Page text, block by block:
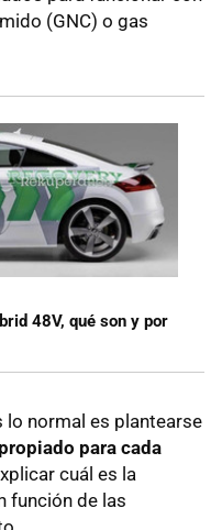
(GNC) o gas
48V, qué son y por
normal es plantearse
para cada
cuál es la
función de las